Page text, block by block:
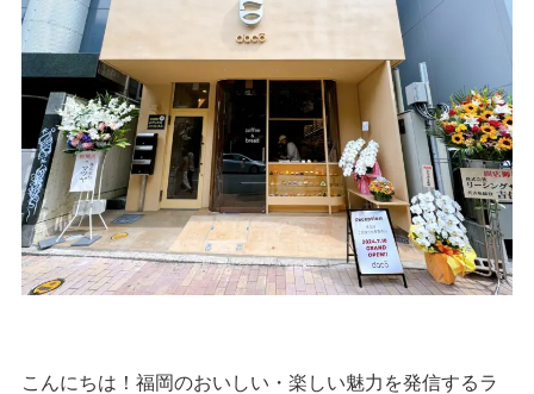
こんにちは！福岡のおいしい・楽しい魅力を発信するラ